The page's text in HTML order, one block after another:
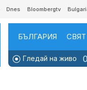
Dnes Bloombergtv
БЪЛГАРИЯ СВЯТ
Гледай на живо